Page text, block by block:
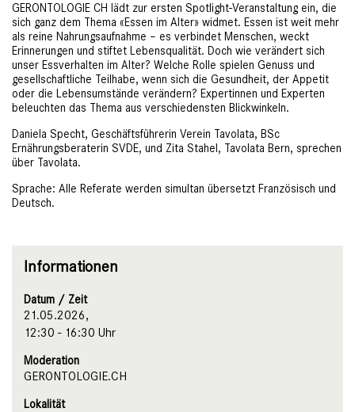
GERONTOLOGIE CH lädt zur ersten Spotlight-Veranstaltung ein, die
sich ganz dem Thema «Essen im Alter» widmet. Essen ist weit mehr
als reine Nahrungsaufnahme – es verbindet Menschen, weckt
Erinnerungen und stiftet Lebensqualität. Doch wie verändert sich
unser Essverhalten im Alter? Welche Rolle spielen Genuss und
gesellschaftliche Teilhabe, wenn sich die Gesundheit, der Appetit
oder die Lebensumstände verändern? Expertinnen und Experten
beleuchten das Thema aus verschiedensten Blickwinkeln.
Daniela Specht, Geschäftsführerin Verein Tavolata, BSc
Ernährungsberaterin SVDE, und Zita Stahel, Tavolata Bern, sprechen
über Tavolata.
Sprache: Alle Referate werden simultan übersetzt Französisch und
Deutsch.
Informationen
Datum / Zeit
21.05.2026,
12:30 - 16:30 Uhr
Moderation
GERONTOLOGIE.CH
Lokalität